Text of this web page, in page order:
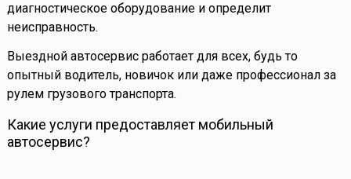
диагностическое оборудование и определит
неисправность.
Выездной автосервис работает для всех, будь то
опытный водитель, новичок или даже профессионал за
рулем грузового транспорта.
Какие услуги предоставляет мобильный
автосервис?